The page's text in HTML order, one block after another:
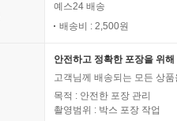
예스24 배송
배송비 : 2,500원
안전하고 정확한 포장을 위
고객님께 배송되는 모든 상
목적 : 안전한 포장 관리
촬영범위 : 박스 포장 작업